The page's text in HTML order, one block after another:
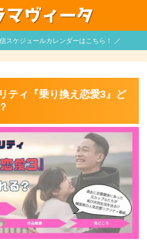
スケジュールカレンダーはこちら！ ／
ティ『乗り換え恋愛3』ど